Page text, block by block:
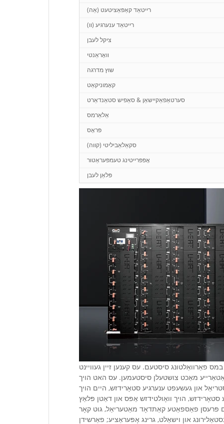
רייטאַד קאַפּאַציטעט (אַה)
רייטאַד ענערגיע (וו)
ציקל לעבן
וואָראַנטי
שוץ מדרגה
קאָמוניקאַט
סערטאַפאַקיישאַן & סאַפיש סטאַנדאַרט
אַלאַרמס
פּראָס
סקאַלאַביליטי (קווה)
אָפּפּרייטינג טעמפּעראַטור
פּלאַן לעבן
פאַרוואַלטונג סיסטעם. עס קענען זיין געוויינט
מאַכט צושטעלן סיסטעמען. עס האט הויך
און געשעפט ענערגיע סטאָרידזש, היים הויך
פּרעסן פאַספאַטע קאַתדאָד מאַטעריאַל, גוט קאָר
באַקוועם ינסטאַלירונג און וישאַלט, גרינג אָפּעראַציע; פאַרשידן